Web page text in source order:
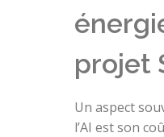
projet
Un aspect
l’AI est son